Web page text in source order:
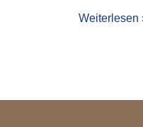
Weiterlesen